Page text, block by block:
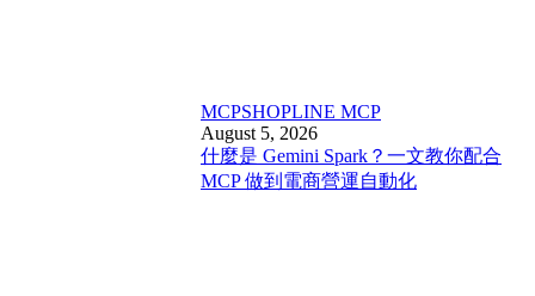
MCPSHOPLINE MCP
August 5, 2026
什麼是 Gemini Spark？一文教你配合
MCP 做到電商營運自動化